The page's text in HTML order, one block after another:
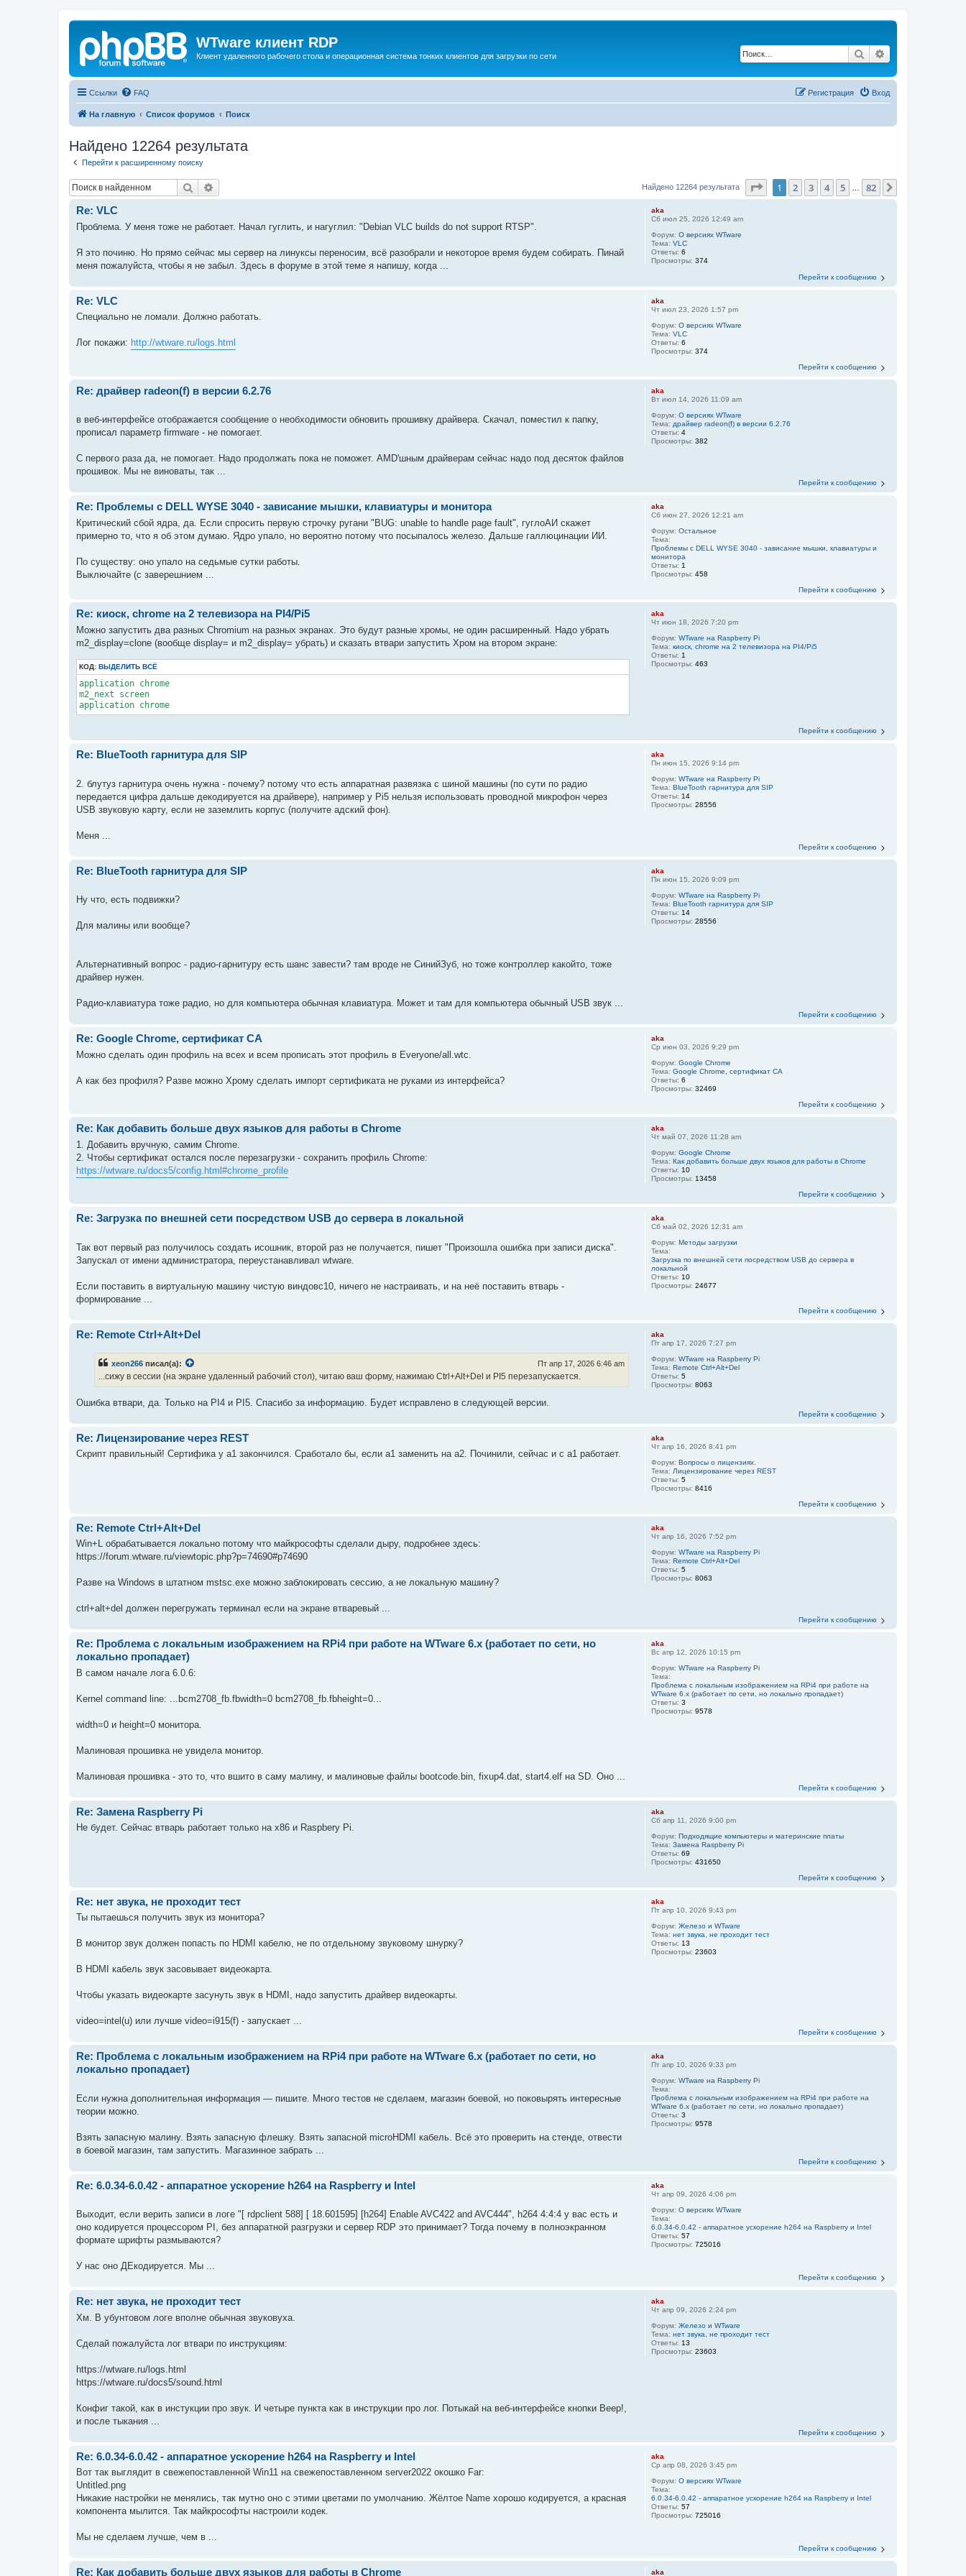
WTware клиент RDP
Клиент удаленного рабочего стола и операционная система тонких клиентов для загрузки по сети Поиск
Ссылки FAQ Вход
Регистрация
На главную Список форумов Поиск
Найдено 12264 результата
Перейти к расширенному поиску
Поиск Найдено 12264 результата Страница1 из 82
1 2 3 4 5 82
aka
Сб июл 25, 2026 12:49 am
Форум:О версиях WTware
Тема:VLC
Ответы:6
Просмотры:374
Re: VLC
Проблема. У меня тоже не работает. Начал гуглить, и нагуглил: "Debian VLC builds do not support RTSP".
Я это починю. Но прямо сейчас мы сервер на линуксы переносим, всё разобрали и некоторое время будем собирать. Пинай
меня пожалуйста, чтобы я не забыл. Здесь в форуме в этой теме я напишу, когда ...
Перейти к сообщению
aka
Чт июл 23, 2026 1:57 pm
Форум:О версиях WTware
Тема:VLC
Ответы:6
Просмотры:374
Re: VLC
Специально не ломали. Должно работать.
Лог покажи: http://wtware.ru/logs.html
Перейти к сообщению
aka
Вт июл 14, 2026 11:09 am
Форум:О версиях WTware
Тема: драйвер radeon(f) в версии 6.2.76
Ответы:4
Просмотры:382
Re: драйвер radeon(f) в версии 6.2.76
в веб-интерфейсе отображается сообщение о необходимости обновить прошивку драйвера. Скачал, поместил к папку,
прописал параметр firmware - не помогает.
С первого раза да, не помогает. Надо продолжать пока не поможет. AMD'шным драйверам сейчас надо под десяток файлов
прошивок. Мы не виноваты, так ...
Перейти к сообщению
aka
Сб июн 27, 2026 12:21 am
Форум:Остальное
Тема:
Проблемы с DELL WYSE 3040 - зависание мышки, клавиатуры и
монитора
Ответы: 1
Просмотры:458
Re: Проблемы с DELL WYSE 3040 - зависание мышки, клавиатуры и монитора
Критический сбой ядра, да. Если спросить первую строчку ругани "BUG: unable to handle page fault", гуглоАИ скажет
примерно то, что я об этом думаю. Ядро упало, но вероятно потому что посыпалось железо. Дальше галлюцинации ИИ.
По существу: оно упало на седьмые сутки работы.
Выключайте (с заверешнием ...
Перейти к сообщению
aka
Чт июн 18, 2026 7:20 pm
Форум:WTware на Raspberry Pi
Тема:киоск, chrome на 2 телевизора на PI4/Pi5
Ответы: 1
Просмотры:463
Re: киоск, chrome на 2 телевизора на PI4/Pi5
Можно запустить два разных Chromium на разных экранах. Это будут разные хромы, не один расширенный. Надо убрать
m2_display=clone (вообще display= и m2_display= убрать) и сказать втвари запустить Хром на втором экране:
КОД: ВЫДЕЛИТЬ ВСЁ
application chrome
m2_next screen
application chrome
Перейти к сообщению
aka
Пн июн 15, 2026 9:14 pm
Форум:WTware на Raspberry Pi
Тема:BlueTooth гарнитура для SIP
Ответы: 14
Просмотры:28556
Re: BlueTooth гарнитура для SIP
2. блутуз гарнитура очень нужна - почему? потому что есть аппаратная развязка с шиной машины (по сути по радио
передается цифра дальше декодируется на драйвере), например у Pi5 нельзя использовать проводной микрофон через
USB звуковую карту, если не заземлить корпус (получите адский фон).
Меня ...
Перейти к сообщению
aka
Пн июн 15, 2026 9:09 pm
Форум:WTware на Raspberry Pi
Тема:BlueTooth гарнитура для SIP
Ответы: 14
Просмотры:28556
Re: BlueTooth гарнитура для SIP
Ну что, есть подвижки?
Для малины или вообще?
Альтернативный вопрос - радио-гарнитуру есть шанс завести? там вроде не СинийЗуб, но тоже контроллер какойто, тоже
драйвер нужен.
Радио-клавиатура тоже радио, но для компьютера обычная клавиатура. Может и там для компьютера обычный USB звук ...
Перейти к сообщению
aka
Ср июн 03, 2026 9:29 pm
Форум:Google Chrome
Тема:Google Chrome, сертификат CA
Ответы:6
Просмотры:32469
Re: Google Chrome, сертификат CA
Можно сделать один профиль на всех и всем прописать этот профиль в Everyone/all.wtc.
А как без профиля? Разве можно Хрому сделать импорт сертификата не руками из интерфейса?
Перейти к сообщению
aka
Чт май 07, 2026 11:28 am
Форум:Google Chrome
Тема:Как добавить больше двух языков для работы в Chrome
Ответы: 10
Просмотры: 13458
Re: Как добавить больше двух языков для работы в Chrome
1. Добавить вручную, самим Chrome.
2. Чтобы сертификат остался после перезагрузки - сохранить профиль Chrome:
https://wtware.ru/docs5/config.html#chrome_profile
Перейти к сообщению
aka
Сб май 02, 2026 12:31 am
Форум:Методы загрузки
Тема:
Загрузка по внешней сети посредством USB до сервера в
локальной
Ответы: 10
Просмотры:24677
Re: Загрузка по внешней сети посредством USB до сервера в локальной
Так вот первый раз получилось создать исошник, второй раз не получается, пишет "Произошла ошибка при записи диска".
Запускал от имени администратора, переустанавливал wtware.
Если поставить в виртуальную машину чистую виндовс10, ничего не настраивать, и на неё поставить втварь -
формирование ...
Перейти к сообщению
aka
Пт апр 17, 2026 7:27 pm
Форум:WTware на Raspberry Pi
Тема:Remote Ctrl+Alt+Del
Ответы:5
Просмотры:8063
Re: Remote Ctrl+Alt+Del
xeon266 писал(а): Пт апр 17, 2026 6:46 am
...сижу в сессии (на экране удаленный рабочий стол), читаю ваш форму, нажимаю Ctrl+Alt+Del и PI5 перезапускается.
Ошибка втвари, да. Только на PI4 и PI5. Спасибо за информацию. Будет исправлено в следующей версии.
Перейти к сообщению
aka
Чт апр 16, 2026 8:41 pm
Форум:Вопросы о лицензиях.
Тема: Лицензирование через REST
Ответы:5
Просмотры:8416
Re: Лицензирование через REST
Скрипт правильный! Сертифика у a1 закончился. Сработало бы, если a1 заменить на a2. Починили, сейчас и с a1 работает.
Перейти к сообщению
aka
Чт апр 16, 2026 7:52 pm
Форум:WTware на Raspberry Pi
Тема:Remote Ctrl+Alt+Del
Ответы:5
Просмотры:8063
Re: Remote Ctrl+Alt+Del
Win+L обрабатывается локально потому что майкрософты сделали дыру, подробнее здесь:
https://forum.wtware.ru/viewtopic.php?p=74690#p74690
Разве на Windows в штатном mstsc.exe можно заблокировать сессию, а не локальную машину?
ctrl+alt+del должен перегружать терминал если на экране втваревый ...
Перейти к сообщению
aka
Вс апр 12, 2026 10:15 pm
Форум:WTware на Raspberry Pi
Тема:
Проблема с локальным изображением на RPi4 при работе на
WTware 6.x (работает по сети, но локально пропадает)
Ответы:3
Просмотры:9578
Re: Проблема с локальным изображением на RPi4 при работе на WTware 6.x (работает по сети, но
локально пропадает)
В самом начале лога 6.0.6:
Kernel command line: ...bcm2708_fb.fbwidth=0 bcm2708_fb.fbheight=0...
width=0 и height=0 монитора.
Малиновая прошивка не увидела монитор.
Малиновая прошивка - это то, что вшито в саму малину, и малиновые файлы bootcode.bin, fixup4.dat, start4.elf на SD. Оно ...
Перейти к сообщению
aka
Сб апр 11, 2026 9:00 pm
Форум:Подходящие компьютеры и материнские платы
Тема:Замена Raspberry Pi
Ответы:69
Просмотры:431650
Re: Замена Raspberry Pi
Не будет. Сейчас втварь работает только на x86 и Raspbery Pi.
Перейти к сообщению
aka
Пт апр 10, 2026 9:43 pm
Форум:Железо и WTware
Тема:нет звука, не проходит тест
Ответы: 13
Просмотры:23603
Re: нет звука, не проходит тест
Ты пытаешься получить звук из монитора?
В монитор звук должен попасть по HDMI кабелю, не по отдельному звуковому шнурку?
В HDMI кабель звук засовывает видеокарта.
Чтобы указать видеокарте засунуть звук в HDMI, надо запустить драйвер видеокарты.
video=intel(u) или лучше video=i915(f) - запускает ...
Перейти к сообщению
aka
Пт апр 10, 2026 9:33 pm
Форум:WTware на Raspberry Pi
Тема:
Проблема с локальным изображением на RPi4 при работе на
WTware 6.x (работает по сети, но локально пропадает)
Ответы:3
Просмотры:9578
Re: Проблема с локальным изображением на RPi4 при работе на WTware 6.x (работает по сети, но
локально пропадает)
Если нужна дополнительная информация — пишите. Много тестов не сделаем, магазин боевой, но поковырять интересные
теории можно.
Взять запасную малину. Взять запасную флешку. Взять запасной microHDMI кабель. Всё это проверить на стенде, отвести
в боевой магазин, там запустить. Магазинное забрать ...
Перейти к сообщению
aka
Чт апр 09, 2026 4:06 pm
Форум:О версиях WTware
Тема:
6.0.34-6.0.42 - аппаратное ускорение h264 на Raspberry и Intel
Ответы:57
Просмотры:725016
Re: 6.0.34-6.0.42 - аппаратное ускорение h264 на Raspberry и Intel
Выходит, если верить записи в логе "[ rdpclient 588] [ 18.601595] [h264] Enable AVC422 and AVC444", h264 4:4:4 у вас есть и
оно кодируется процессором PI, без аппаратной разгрузки и сервер RDP это принимает? Тогда почему в полноэкранном
формате шрифты размываются?
У нас оно ДЕкодируется. Мы ...
Перейти к сообщению
aka
Чт апр 09, 2026 2:24 pm
Форум:Железо и WTware
Тема:нет звука, не проходит тест
Ответы:13
Просмотры:23603
Re: нет звука, не проходит тест
Хм. В убунтовом логе вполне обычная звуковуха.
Сделай пожалуйста лог втвари по инструкциям:
https://wtware.ru/logs.html
https://wtware.ru/docs5/sound.html
Конфиг такой, как в инстукции про звук. И четыре пункта как в инструкции про лог. Потыкай на веб-интерфейсе кнопки Beep!,
и после тыкания ...
Перейти к сообщению
aka
Ср апр 08, 2026 3:45 pm
Форум:О версиях WTware
Тема:
6.0.34-6.0.42 - аппаратное ускорение h264 на Raspberry и Intel
Ответы:57
Просмотры:725016
Re: 6.0.34-6.0.42 - аппаратное ускорение h264 на Raspberry и Intel
Вот так выглядит в свежепоставленной Win11 на свежепоставленном server2022 окошко Far:
Untitled.png
Никакие настройки не менялись, так мутно оно с этими цветами по умолчанию. Жёлтое Name хорошо кодируется, а красная
компонента мылится. Так майкрософты настроили кодек.
Мы не сделаем лучше, чем в ...
Перейти к сообщению
aka
Re: Как добавить больше двух языков для работы в Chrome